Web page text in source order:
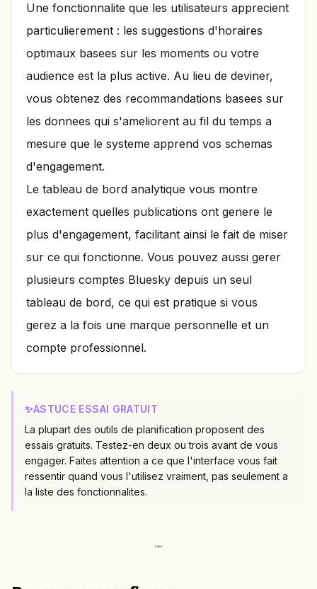
Une fonctionnalite que les utilisateurs apprecient
particulierement : les suggestions d'horaires
optimaux basees sur les moments ou votre
audience est la plus active. Au lieu de deviner,
vous obtenez des recommandations basees sur
les donnees qui s'ameliorent au fil du temps a
mesure que le systeme apprend vos schemas
d'engagement.
Le tableau de bord analytique vous montre
exactement quelles publications ont genere le
plus d'engagement, facilitant ainsi le fait de miser
sur ce qui fonctionne. Vous pouvez aussi gerer
plusieurs comptes Bluesky depuis un seul
tableau de bord, ce qui est pratique si vous
gerez a la fois une marque personnelle et un
compte professionnel.
✨ASTUCE ESSAI GRATUIT
La plupart des outils de planification proposent des
essais gratuits. Testez-en deux ou trois avant de vous
engager. Faites attention a ce que l'interface vous fait
ressentir quand vous l'utilisez vraiment, pas seulement a
la liste des fonctionnalites.